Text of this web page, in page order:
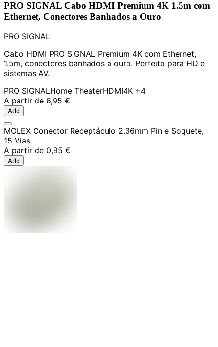
PRO SIGNAL Cabo HDMI Premium 4K 1.5m com
Ethernet, Conectores Banhados a Ouro
PRO SIGNAL
Cabo HDMI PRO SIGNAL Premium 4K com Ethernet,
1.5m, conectores banhados a ouro. Perfeito para HD e
sistemas AV.
PRO SIGNALHome TheaterHDMI4K +4
A partir de 6,95 €
Add
MOLEX Conector Receptáculo 2.36mm Pin e Soquete,
15 Vias
A partir de 0,95 €
Add